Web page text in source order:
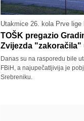
Utakmice 26. kola Prve lige
TOŠK pregazio
Zvijezda "zakoračila"
Danas su na rasporedu bile
FBiH, a najupečatljivija je
Srebreniku.